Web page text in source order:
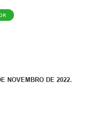
NOVEMBRO DE 2022.